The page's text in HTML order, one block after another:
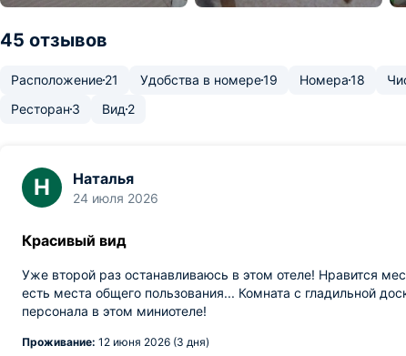
45 отзывов
Расположение21 Удобства в номере19 Номера18
Ресторан 3 Вид 2
Н Наталья
24 июля 2026
Красивый вид
Уже второй раз останавливаюсь в этом отеле! Нравится
есть места общего пользования... Комната с гладильной
персонала в этом миниотеле!
Проживание: 12 июня 2026 (3 дня)